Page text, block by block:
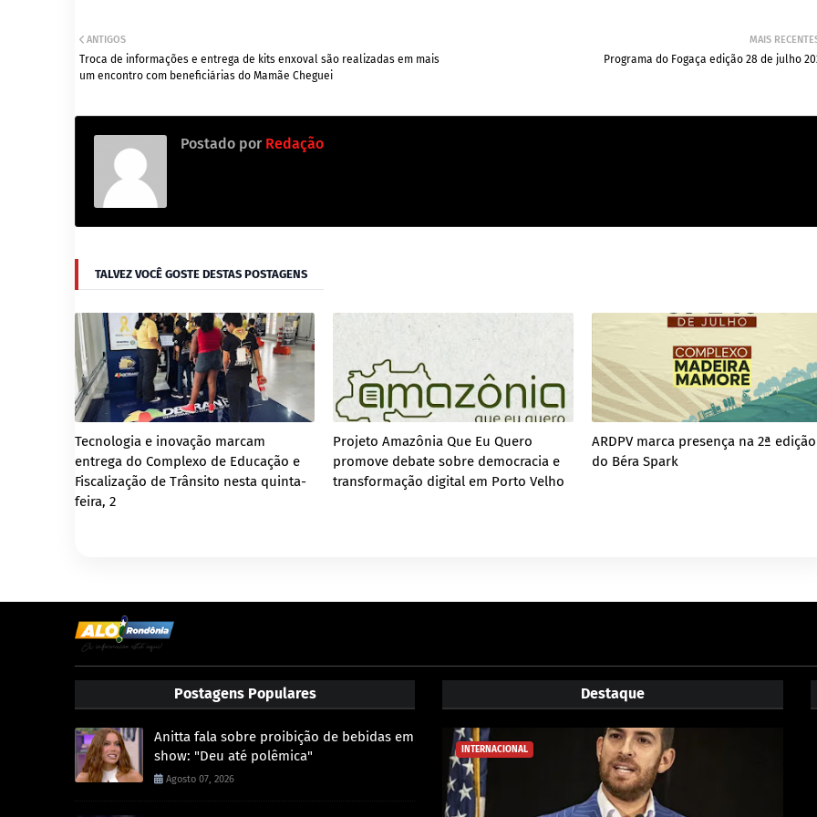
MAIS
Programa do Fogaça edição 28 de julho
ANTIGOS
Troca de informações e entrega de kits enxoval são realizadas em mais
um encontro com beneficiárias do Mamãe Cheguei
Postado por Redação
TALVEZ VOCÊ GOSTE DESTAS POSTAGENS
Tecnologia e inovação marcam
entrega do Complexo de Educação e
Fiscalização de Trânsito nesta quinta-
feira, 2
Projeto Amazônia Que Eu Quero
promove debate sobre democracia e
transformação digital em Porto Velho
ARDPV marca presença na 2ª edição
do Béra Spark
Postagens Populares
Anitta fala sobre proibição de bebidas em
show: "Deu até polêmica"
Agosto 07, 2026
Destaque
INTERNACIONAL